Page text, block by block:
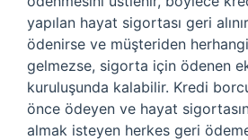
yapılan hayat sigortası geri
ödenirse ve müşteriden
gelmezse, sigorta için ödenen
kuruluşunda kalabilir. Kredi
önce ödeyen ve hayat
almak isteyen herkes geri